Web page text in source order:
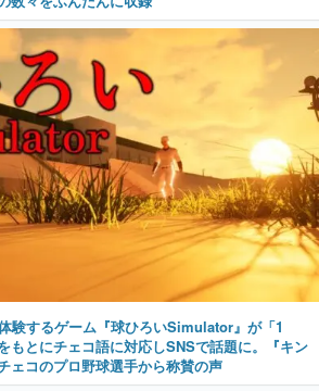
験するゲーム『球ひろいSimulator』が「1
もとにチェコ語に対応しSNSで話題に。『キン
ェコのプロ野球選手から称賛の声